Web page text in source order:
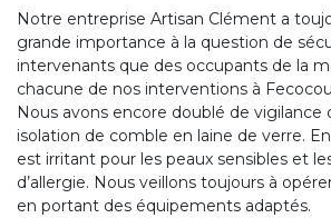
Notre entreprise Artisan Clément a
grande importance à la question de
intervenants que des occupants de la
chacune de nos interventions à
Nous avons encore doublé de vigilance
isolation de comble en laine de verre.
est irritant pour les peaux sensibles et
d’allergie. Nous veillons toujours à
en portant des équipements adaptés.